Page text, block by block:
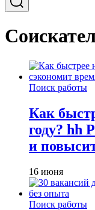
Поиск работы
Как
году? hh
и
16 июня
Поиск работы